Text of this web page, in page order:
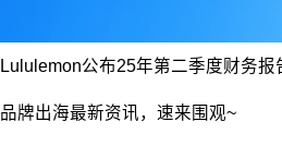
Lululemon公布25年第二季度财务报
品牌出海最新资讯，速来围观~